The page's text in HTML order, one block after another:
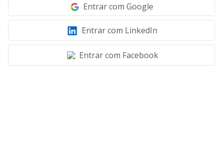
Entrar com Google
Entrar com LinkedIn
Entrar com Facebook